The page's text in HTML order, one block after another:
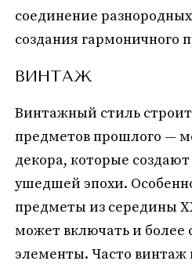
соединение
создания гармоничного
ВИНТАЖ
Винтажный стиль
предметов прошлого —
декора, которые
ушедшей эпохи.
предметы из середины
может включать и более
элементы. Часто винтаж